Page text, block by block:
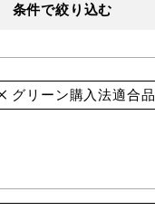
条件で絞り込む
グリーン購入法適合品